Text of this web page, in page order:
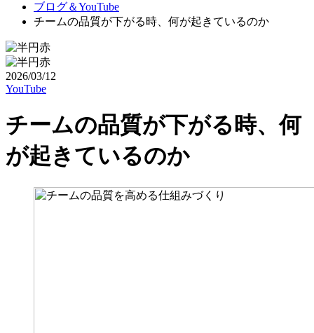
ブログ＆YouTube
チームの品質が下がる時、何が起きているのか
2026/03/12
YouTube
チームの品質が下がる時、何
が起きているのか